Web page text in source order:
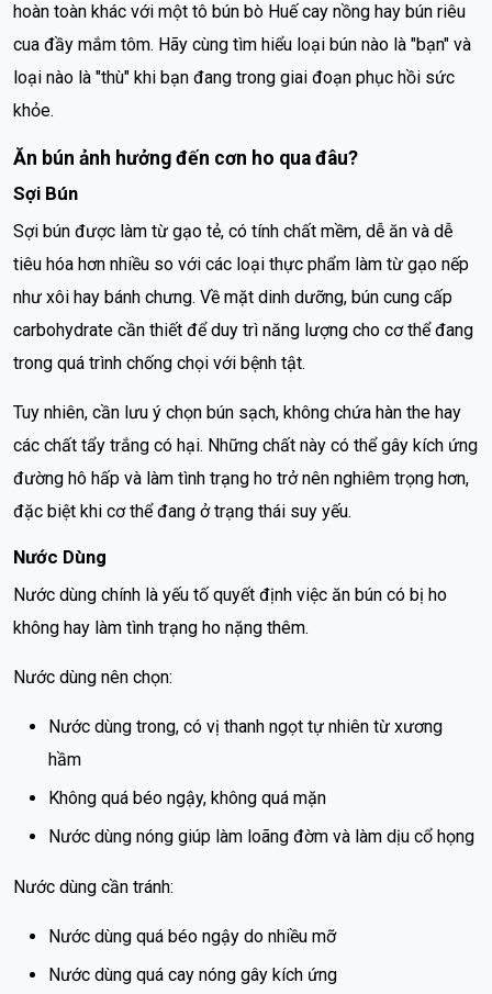
hoàn toàn khác với một tô bún bò Huế cay nồng hay bún riêu
cua đầy mắm tôm. Hãy cùng tìm hiểu loại bún nào là "bạn" và
loại nào là "thù" khi bạn đang trong giai đoạn phục hồi sức
khỏe.
Ăn bún ảnh hưởng đến cơn ho qua đâu?
Sợi Bún
Sợi bún được làm từ gạo tẻ, có tính chất mềm, dễ ăn và dễ
tiêu hóa hơn nhiều so với các loại thực phẩm làm từ gạo nếp
như xôi hay bánh chưng. Về mặt dinh dưỡng, bún cung cấp
carbohydrate cần thiết để duy trì năng lượng cho cơ thể đang
trong quá trình chống chọi với bệnh tật.
Tuy nhiên, cần lưu ý chọn bún sạch, không chứa hàn the hay
các chất tẩy trắng có hại. Những chất này có thể gây kích ứng
đường hô hấp và làm tình trạng ho trở nên nghiêm trọng hơn,
đặc biệt khi cơ thể đang ở trạng thái suy yếu.
Nước Dùng
Nước dùng chính là yếu tố quyết định việc ăn bún có bị ho
không hay làm tình trạng ho nặng thêm.
Nước dùng nên chọn:
Nước dùng trong, có vị thanh ngọt tự nhiên từ xương
hầm
Không quá béo ngậy, không quá mặn
Nước dùng nóng giúp làm loãng đờm và làm dịu cổ họng
Nước dùng cần tránh:
Nước dùng quá béo ngậy do nhiều mỡ
Nước dùng quá cay nóng gây kích ứng